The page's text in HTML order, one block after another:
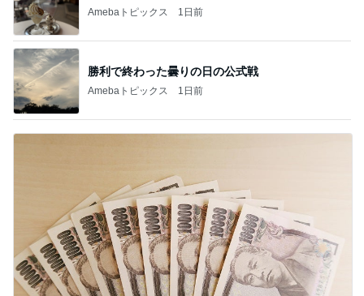
Amebaトピックス 1日前
勝利で終わった曇りの日の公式戦
Amebaトピックス 1日前